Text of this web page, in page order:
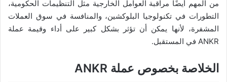
من المهم أيضًا مراقبة العوامل الخارجية مثل التنظيمات الحكومية،
التطورات في تكنولوجيا البلوكشين، والمنافسة في سوق العملات
المشفرة، لأنها يمكن أن تؤثر بشكل كبير على أداء وقيمة عملة
ANKR في المستقبل.
الخلاصة بخصوص عملة ANKR